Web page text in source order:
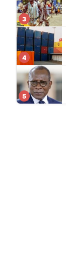
3
4
5